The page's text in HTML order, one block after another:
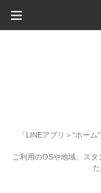
「LINEアプリ＞”ホー
ご利用のOSや地域、ス